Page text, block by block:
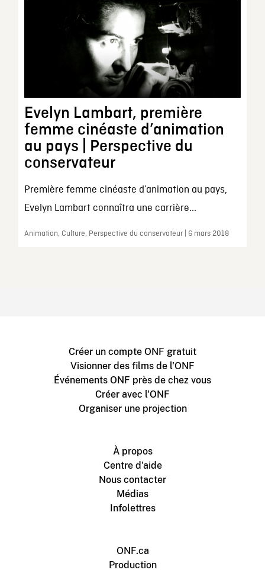
Evelyn Lambart, première
femme cinéaste d’animation
au pays | Perspective du
conservateur
Première femme cinéaste d’animation au pays,
Evelyn Lambart connaîtra une carrière...
Animation, Culture, Perspective du conservateur | 6 mars 2018
Créer un compte ONF gratuit
Visionner des films de l'ONF
Événements ONF près de chez vous
Créer avec l'ONF
Organiser une projection
À propos
Centre d'aide
Nous contacter
Médias
Infolettres
ONF.ca
Production